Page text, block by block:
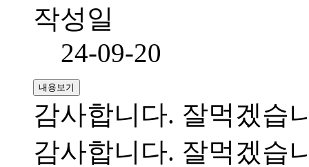
작성일
24-09-20
내용보기
감사합니다. 잘먹겠습
감사합니다. 잘먹겠습